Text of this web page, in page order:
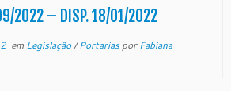
2022 – DISP. 18/01/2022
em Legislação/PortariasporFabiana